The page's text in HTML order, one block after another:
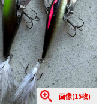
画像(15枚)